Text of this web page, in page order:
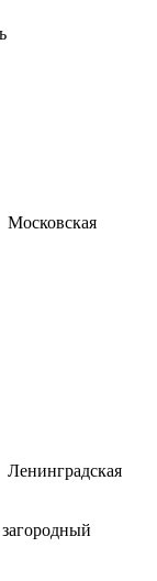
Московская
Ленинградская